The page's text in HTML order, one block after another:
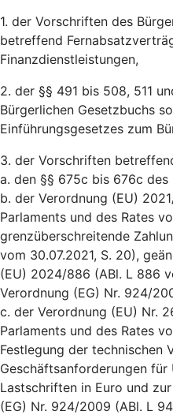
1. der Vorschriften des
betreffend
Finanzdienstleistungen,
2. der §§ 491 bis 508, 511
Bürgerlichen Gesetzbuchs
Einführungsgesetzes zum
3. der Vorschriften
a. den §§ 675c bis 676c des
b. der Verordnung (EU)
Parlaments und des Rates
grenzüberschreitende
vom 30.07.2021, S. 20),
(EU) 2024/886 (ABl. L 886
Verordnung (EG) Nr. 924/
c. der Verordnung (EU) Nr.
Parlaments und des Rates
Festlegung der technischen
Geschäftsanforderungen für
Lastschriften in Euro und
(EG) Nr. 924/2009 (ABl. L